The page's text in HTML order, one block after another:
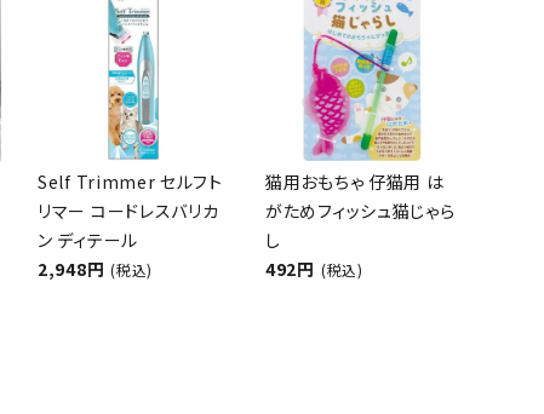
Self Trimmer セルフト
リマー コードレスバリカ
ン ディテール
2,948円 (税込)
猫用おもちゃ 仔猫用 は
がためフィッシュ猫じゃら
し
492円 (税込)